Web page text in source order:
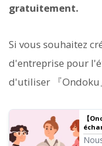
gratuitement.
Si vous souhaitez
d'entreprise pour
d'utiliser 『
【